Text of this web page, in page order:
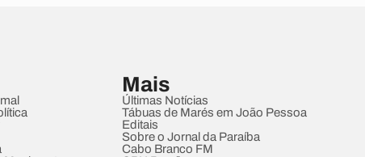
Mais
Últimas Notícias
Tábuas de Marés em João Pessoa
Editais
Sobre o Jornal da Paraíba
Cabo Branco FM